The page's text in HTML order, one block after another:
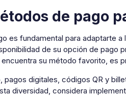
de pago
es fundamental para adaptarte
de su opción de pago
su método favorito, es
digitales, códigos QR y
diversidad, considera